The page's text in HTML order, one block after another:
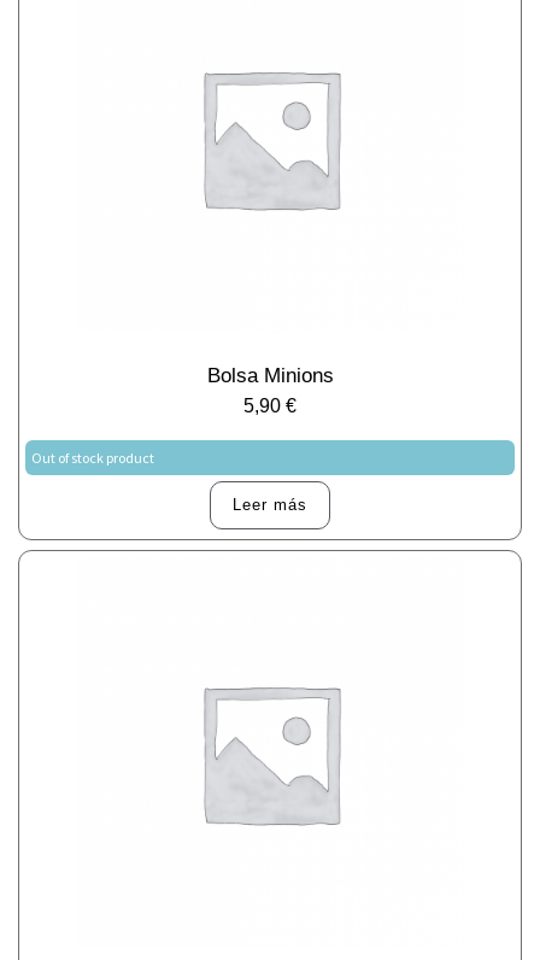
Bolsa Minions
5,90 €
Out of stock product
Leer más